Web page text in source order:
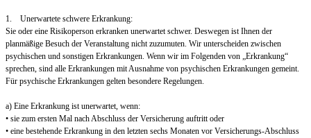
1. Unerwartete schwere Erkrankung:
Sie oder eine Risikoperson erkranken unerwartet schwer. Deswegen ist Ihnen der
planmäßige Besuch der Veranstaltung nicht zuzumuten. Wir unterscheiden zwischen
psychischen und sonstigen Erkrankungen. Wenn wir im Folgenden von „Erkrankung“
sprechen, sind alle Erkrankungen mit Ausnahme von psychischen Erkrankungen gemeint.
Für psychische Erkrankungen gelten besondere Regelungen.
a) Eine Erkrankung ist unerwartet, wenn:
• sie zum ersten Mal nach Abschluss der Versicherung auftritt oder
• eine bestehende Erkrankung in den letzten sechs Monaten vor Versicherungs-Abschluss